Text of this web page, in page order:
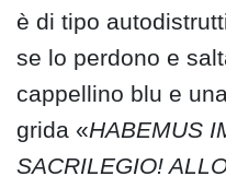
è di tipo
se lo perdono e
cappellino blu e
grida «HABEMUS
SACRILEGIO!